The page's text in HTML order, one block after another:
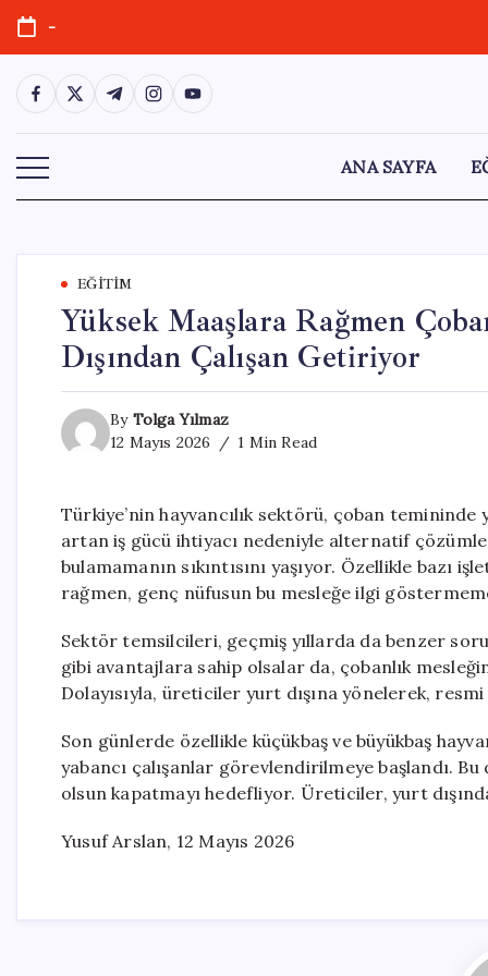
Skip
content
-
https://www.facebook.com/
https://twitter.com/
https://t.me/
https://www.instagram.com/
https://youtube.com/
ANA SAYFA
EĞITIM
Yüksek Maaşlara Rağmen
Dışından Çalışan Getiriyor
By Tolga Yılmaz
12 Mayıs 2026
1 Min Read
Türkiye’nin hayvancılık sektörü, çoban
artan iş gücü ihtiyacı nedeniyle alternatif
bulamamanın sıkıntısını yaşıyor. Özellikle bazı
rağmen, genç nüfusun bu mesleğe ilgi
Sektör temsilcileri, geçmiş yıllarda da benzer
gibi avantajlara sahip olsalar da, çobanlık
Dolayısıyla, üreticiler yurt dışına yönelerek,
Son günlerde özellikle küçükbaş ve büyükbaş
yabancı çalışanlar görevlendirilmeye başlandı.
olsun kapatmayı hedefliyor. Üreticiler, yurt
Yusuf Arslan, 12 Mayıs 2026